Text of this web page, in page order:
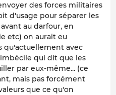
des forces militaires
d'usage pour séparer les
au darfour, en
etc) on aurait eu
avec
qui dit que les
par eux-même... (ce
mais pas forcément
que ce qu'on